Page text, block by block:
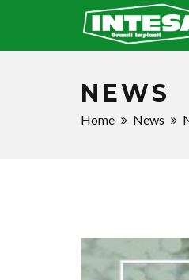
NEWS
Home News